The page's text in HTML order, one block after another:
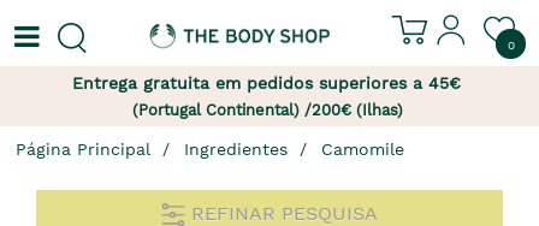
0
Entrega gratuita em pedidos superiores a 45€
(Portugal Continental) /200€ (Ilhas)
Página Principal Ingredientes Camomile
REFINAR PESQUISA